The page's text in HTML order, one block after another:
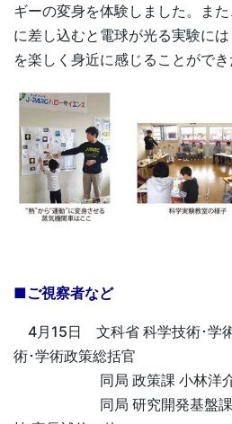
ギーの変身を体験しました。ま
に差し込むと電球が光る実験に
を楽しく身近に感じることができ
■ご視察者など
4月15日 文科省 科学技術･学
術･学術政策総括官
同局 政策課 小林洋介
同局 研究開発基盤課 量